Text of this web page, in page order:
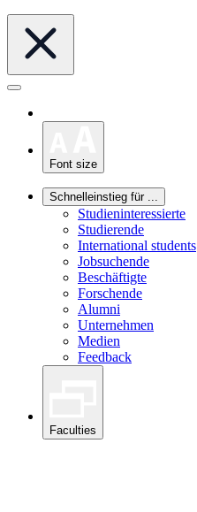
Font size
Schnelleinstieg für ...
Studieninteressierte
Studierende
International students
Jobsuchende
Beschäftigte
Forschende
Alumni
Unternehmen
Medien
Feedback
Faculties